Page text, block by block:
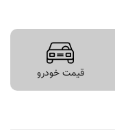
قیمت خودرو